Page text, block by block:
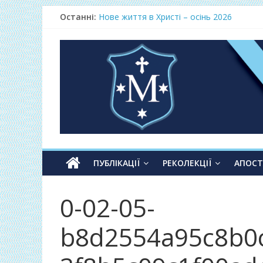
Останні: Нове життя в Христі – осінь 2026
Одноденні реколекції «Таємниця Слова –
Фундамент у грудні 2026
Lectio Divina – єв.Матея 2026
ПУБЛІКАЦІЇ РЕКОЛЕКЦІЇ
0-02-05-